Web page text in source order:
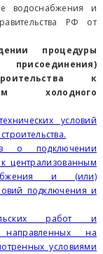
водоснабжения и
РФ от
процедуры
присоединения)
к
холодного
условий
о подключении
централизованным
и (или)
подключения и
работ и
направленных на
условиями